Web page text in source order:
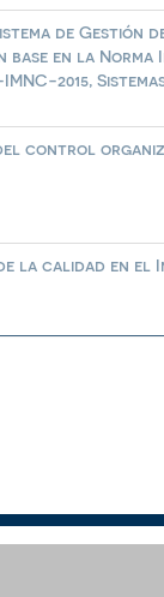
de Gestión
en la Norma
2015,
control
la calidad en